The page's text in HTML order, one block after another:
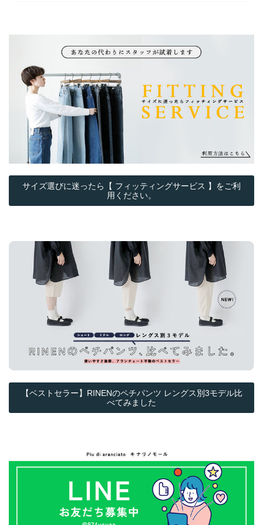
サイズ選びに迷ったら【 フィッティングサービス 】をご利
用ください。
【ベストセラー】RINENのペチパンツ レングス別3モデル比
べてみました